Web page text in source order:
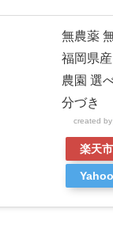
無農薬
福岡県
農園 選
分づき
created by
楽天